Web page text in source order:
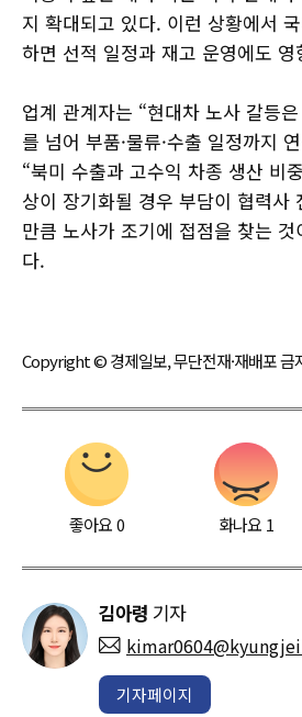
지 확대되고 있다. 이런 상황에서
하면 선적 일정과 재고 운영에도
업계 관계자는 “현대차 노사 갈등
를 넘어 부품·물류·수출 일정까지
“북미 수출과 고수익 차종 생산 비
상이 장기화될 경우 부담이 협력사
만큼 노사가 조기에 접점을 찾는
다.
Copyright © 경제일보, 무단전재·재배포 금
좋아요0 화나요 1
김아령 기자
기자페이지